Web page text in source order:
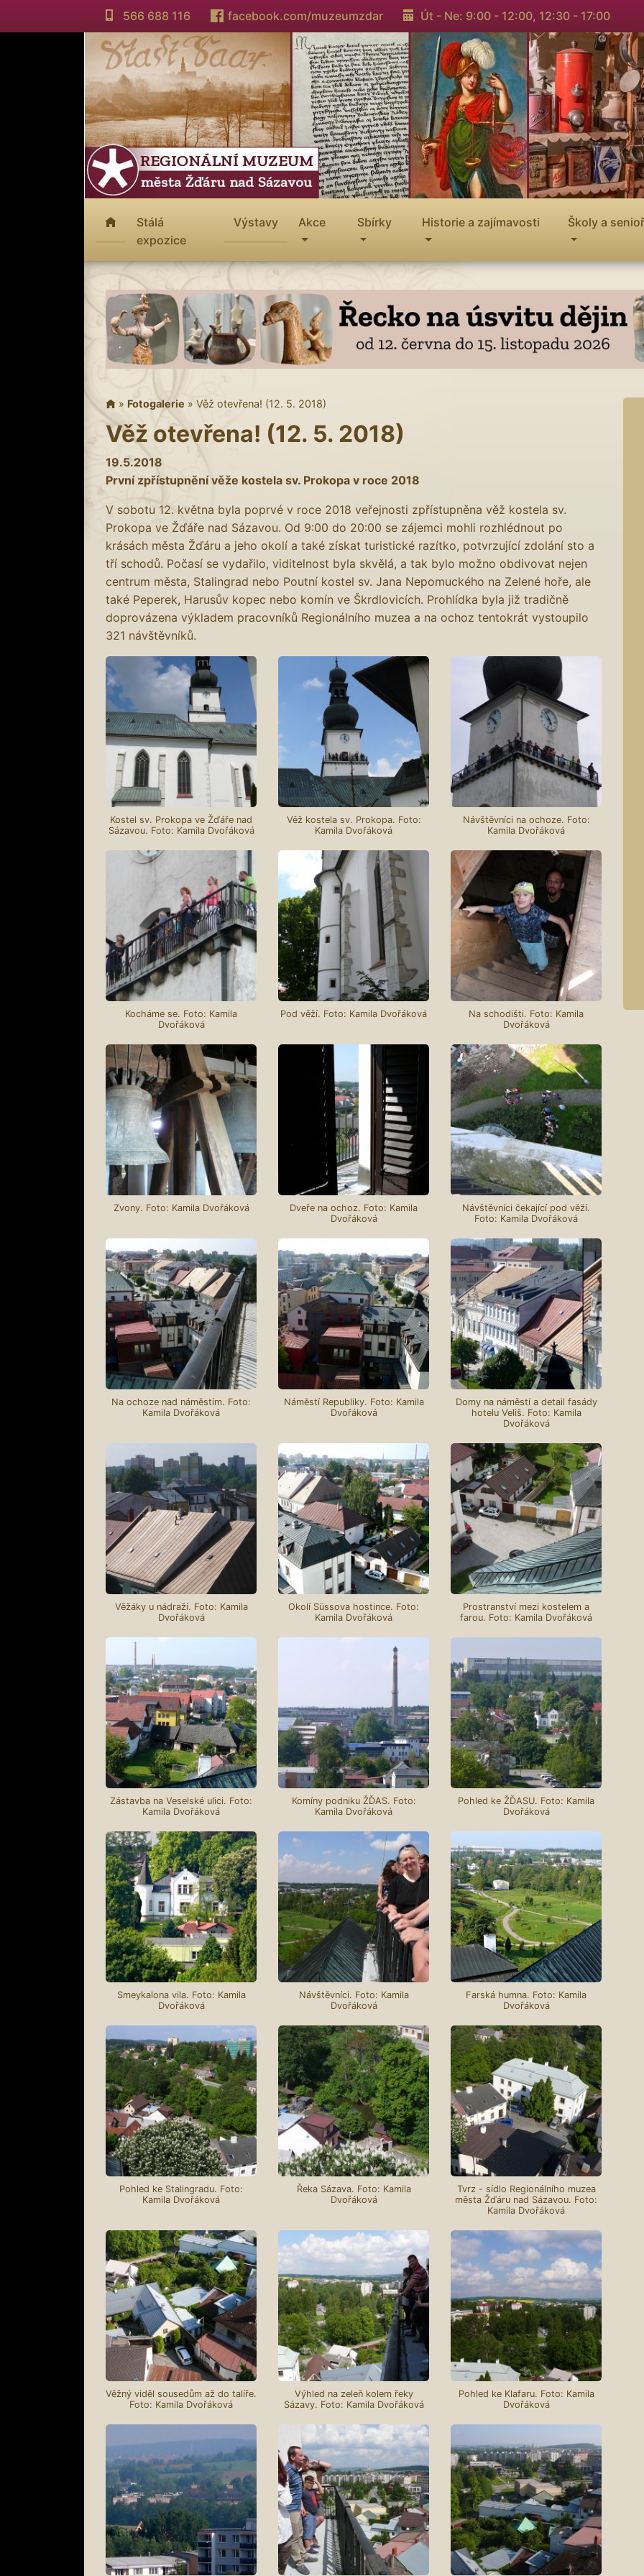
566 688 116 facebook.com/muzeumzdar Út - Ne: 9:00 - 12:00, 12:30 - 17:00
Stálá
expozice
Výstavy Akce Sbírky Historie a zajímavosti Školy a
» Fotogalerie » Věž otevřena! (12. 5. 2018)
Věž otevřena! (12. 5. 2018)
19.5.2018
První zpřístupnění věže kostela sv. Prokopa v roce 2018
V sobotu 12. května byla poprvé v roce 2018 veřejnosti zpřístupněna věž kostela sv.
Prokopa ve Žďáře nad Sázavou. Od 9:00 do 20:00 se zájemci mohli rozhlédnout po
krásách města Žďáru a jeho okolí a také získat turistické razítko, potvrzující zdolání sto a
tří schodů. Počasí se vydařilo, viditelnost byla skvělá, a tak bylo možno obdivovat nejen
centrum města, Stalingrad nebo Poutní kostel sv. Jana Nepomuckého na Zelené hoře, ale
také Peperek, Harusův kopec nebo komín ve Škrdlovicích. Prohlídka byla již tradičně
doprovázena výkladem pracovníků Regionálního muzea a na ochoz tentokrát vystoupilo
321 návštěvníků.
Kostel sv. Prokopa ve Žďáře nad
Sázavou. Foto: Kamila Dvořáková
Věž kostela sv. Prokopa. Foto:
Kamila Dvořáková
Návštěvníci na ochoze. Foto:
Kamila Dvořáková
Kocháme se. Foto: Kamila
Dvořáková
Pod věží. Foto: Kamila Dvořáková
Na schodišti. Foto: Kamila
Dvořáková
Zvony. Foto: Kamila Dvořáková
Dveře na ochoz. Foto: Kamila
Dvořáková
Návštěvníci čekající pod věží.
Foto: Kamila Dvořáková
Na ochoze nad náměstím. Foto:
Kamila Dvořáková
Náměstí Republiky. Foto: Kamila
Dvořáková
Domy na náměstí a detail fasády
hotelu Veliš. Foto: Kamila
Dvořáková
Věžáky u nádraží. Foto: Kamila
Dvořáková
Okolí Süssova hostince. Foto:
Kamila Dvořáková
Prostranství mezi kostelem a
farou. Foto: Kamila Dvořáková
Zástavba na Veselské ulici. Foto:
Kamila Dvořáková
Komíny podniku ŽĎAS. Foto:
Kamila Dvořáková
Pohled ke ŽĎASU. Foto: Kamila
Dvořáková
Smeykalona vila. Foto: Kamila
Dvořáková
Návštěvníci. Foto: Kamila
Dvořáková
Farská humna. Foto: Kamila
Dvořáková
Pohled ke Stalingradu. Foto:
Kamila Dvořáková
Řeka Sázava. Foto: Kamila
Dvořáková
Tvrz - sídlo Regionálního muzea
města Žďáru nad Sázavou. Foto:
Kamila Dvořáková
Věžný viděl sousedům až do talíře.
Foto: Kamila Dvořáková
Výhled na zeleň kolem řeky
Sázavy. Foto: Kamila Dvořáková
Pohled ke Klafaru. Foto: Kamila
Dvořáková